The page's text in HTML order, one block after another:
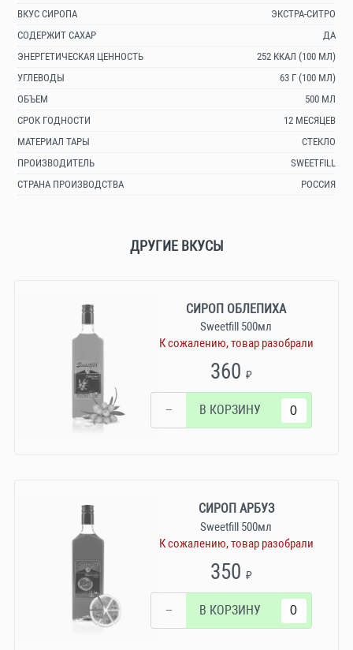
ВКУС СИРОПА
ЭКСТРА-СИТРО
СОДЕРЖИТ САХАР
ДА
ЭНЕРГЕТИЧЕСКАЯ ЦЕННОСТЬ
252 ККАЛ (100 МЛ)
УГЛЕВОДЫ
63 Г (100 МЛ)
ОБЪЕМ
500 МЛ
СРОК ГОДНОСТИ
12 МЕСЯЦЕВ
МАТЕРИАЛ ТАРЫ
СТЕКЛО
ПРОИЗВОДИТЕЛЬ
SWEETFILL
СТРАНА ПРОИЗВОДСТВА
РОССИЯ
ДРУГИЕ ВКУСЫ
СИРОП ОБЛЕПИХА
Sweetfill 500мл
К сожалению, товар разобрали
360₽
− В КОРЗИНУ
СИРОП АРБУЗ
Sweetfill 500мл
К сожалению, товар разобрали
350₽
− В КОРЗИНУ